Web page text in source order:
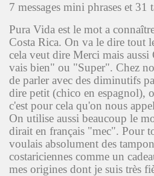
7 messages mini phrases et 31
Pura Vida est le mot a
Costa Rica. On va le dire tout
cela veut dire Merci mais aussi
vais bien" ou "Super". Chez
de parler avec des diminutifs
dire petit (chico en espagnol),
c'est pour cela qu'on nous
On utilise aussi beaucoup le
dirait en français "mec". Pour
voulais absolument des
costariciennes comme un
mes origines dont je suis très